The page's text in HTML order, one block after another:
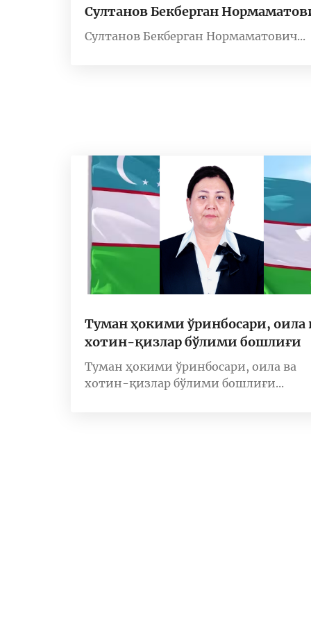
Султанов Бекберган
Султанов Бекберган Нормаматович...
Туман ҳокими ўринбосари, оила
хотин-қизлар бўлими бошлиғи
Туман ҳокими ўринбосари, оила ва
хотин-қизлар бўлими бошлиғи...